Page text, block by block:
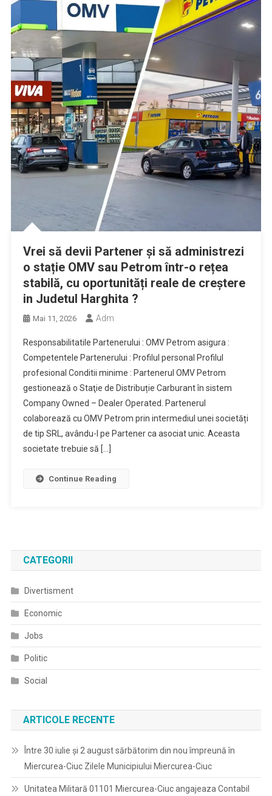
Vrei să devii Partener și să administrezi
o stație OMV sau Petrom într-o rețea
stabilă, cu oportunități reale de creștere
in Judetul Harghita ?
Mai 11, 2026 Adm
Responsabilitatile Partenerului : OMV Petrom asigura :
Competentele Partenerului : Profilul personal Profilul
profesional Conditii minime : Partenerul OMV Petrom
gestionează o Staţie de Distribuție Carburant în sistem
Company Owned – Dealer Operated. Partenerul
colaborează cu OMV Petrom prin intermediul unei societăți
de tip SRL, avându-l pe Partener ca asociat unic. Aceasta
societate trebuie să […]
Continue Reading
CATEGORII
Divertisment
Economic
Jobs
Politic
Social
ARTICOLE RECENTE
Între 30 iulie și 2 august sărbătorim din nou împreună în
Miercurea-Ciuc Zilele Municipiului Miercurea-Ciuc
Unitatea Militară 01101 Miercurea-Ciuc angajeaza Contabil